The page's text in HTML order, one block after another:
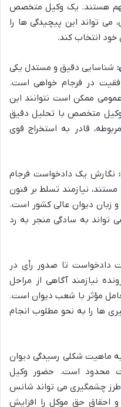
هستند. یک وکیل متخصص
تواند این پیچیدگی ها را
خود انتخاب کند.
شناسایی دقیق و مستدل یکی
در فرجام خواهی است.
ممکن است نتوانند این
متخصص با تحلیل دقیق
قادر به استخراج قوی
نگارش یک دادخواست فرجام
نیازمند تسلط بر فنون
زبان دیوان عالی کشور است.
تواند به سادگی منجر به رد
دادخواست تا صدور رأی در
نیازمند آگاهی از مراحل
مؤثر با شعب دیوان است.
ها را به نحو مطلوب انجام
ماهیت شکلی رسیدگی دیوان
محدود است. حضور وکیل
چشمگیری می تواند شانس
احقاق حق موکل را افزایش